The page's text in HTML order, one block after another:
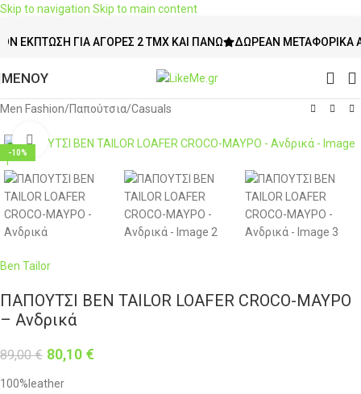
Skip to navigation Skip to main content
ΓΙΑ ΑΓΟΡΈΣ 2 ΤΜΧ ΚΑΙ ΠΆΝΩ ΔΩΡΕΆΝ ΜΕΤΑΦΟΡΙΚΆ ΆΝΩ
ΜΕΝΟΥ
Men Fashion/Παπούτσια/Casuals
-10%
Click to enlarge
Ben Tailor
ΠΑΠΟΥΤΣΙ BEN TAILOR LOAFER CROCO-ΜΑΥΡΟ
– Ανδρικά
89,00€ 80,10 €
100%leather